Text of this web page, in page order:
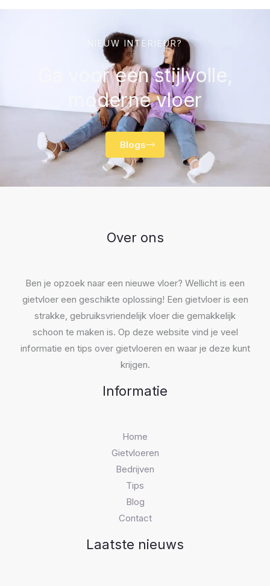
NIEUW INTERIEUR?
Ga voor een stijlvolle,
moderne vloer
Blogs
Over ons
Ben je opzoek naar een nieuwe vloer? Wellicht is een
gietvloer een geschikte oplossing! Een gietvloer is een
strakke, gebruiksvriendelijk vloer die gemakkelijk
schoon te maken is. Op deze website vind je veel
informatie en tips over gietvloeren en waar je deze kunt
krijgen.
Informatie
Home
Gietvloeren
Bedrijven
Tips
Blog
Contact
Laatste nieuws